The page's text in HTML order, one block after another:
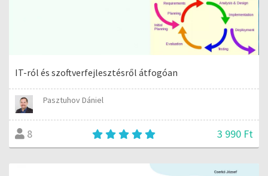
IT-ról és szoftverfejlesztésről átfogóan
Pasztuhov Dániel
8 3 990 Ft